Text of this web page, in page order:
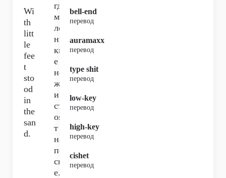
Wi
th
litt
le
fee
t
sto
od
in
the
san
d.
где
ма
ле
нь
ки
е
но
жк
и
ст
оя
т
на
пе
ск
е.
bell-end
перевод
auramaxx
перевод
type shit
перевод
low-key
перевод
high-key
перевод
cishet
перевод